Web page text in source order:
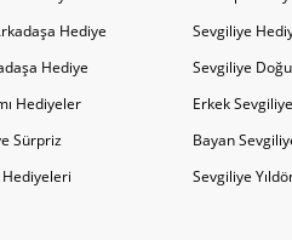
Hediye
Hediye
Hediyeler
Sürpriz
Sevgiliye
Sevgiliye
Erkek
Bayan
Sevgiliye